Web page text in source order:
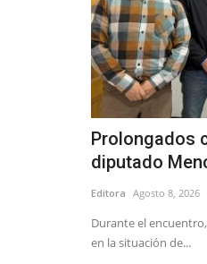
Prolongados
diputado
Editora Agosto 8, 2026
Durante el
en la situación de...